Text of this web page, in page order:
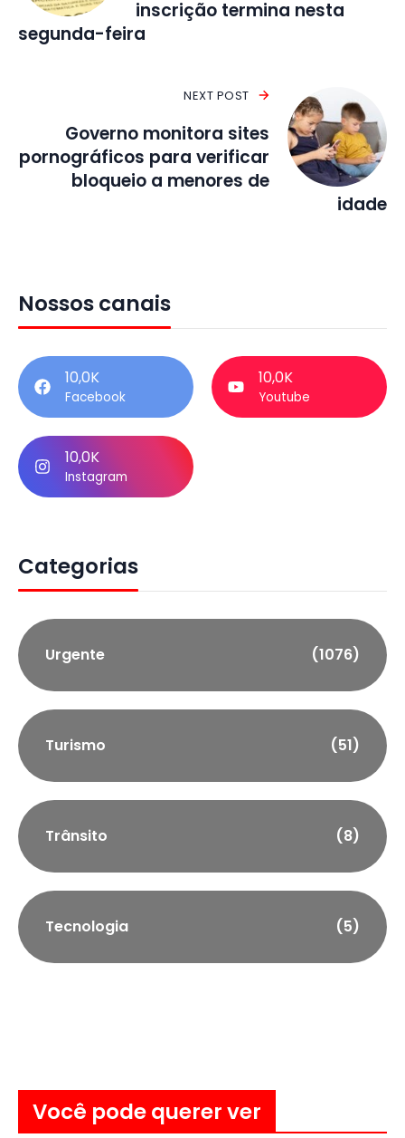
inscrição termina nesta
segunda-feira
NEXT POST
Governo monitora sites
pornográficos para verificar
bloqueio a menores de
idade
Nossos canais
10,0K
Facebook
10,0K
Youtube
10,0K
Instagram
Categorias
Urgente (1076)
Turismo (51)
Trânsito (8)
Tecnologia (5)
Você pode querer ver